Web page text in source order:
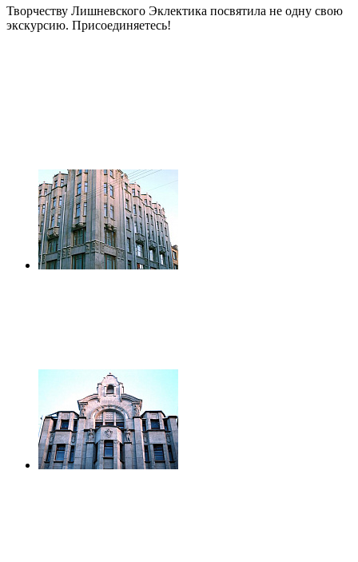
Творчеству Лишневского Эклектика посвятила не одну свою
экскурсию. Присоединяетесь!